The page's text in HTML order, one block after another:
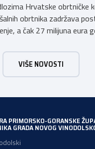
Hrvatske obrtničke
obrtnika zadržava
a čak 27 milijuna eura
odluku Vlade Republike
poreznih izmjena prihvati
iznesene tijekom
VIŠE NOVOSTI
PRIMORSKO-GORANSKE
GRADA NOVOG